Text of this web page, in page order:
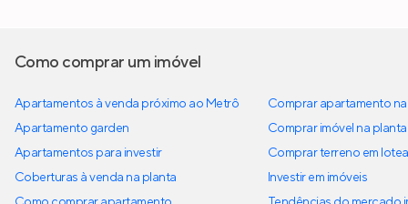
Como comprar um imóvel
Apartamentos à venda próximo ao Metrô
Apartamento garden
Apartamentos para investir
Coberturas à venda na planta
Comprar apartamento
Comprar imóvel na planta
Comprar terreno em
Investir em imóveis